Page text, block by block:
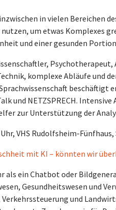
in vielen Bereichen
um etwas Komplexes
und einer gesunden
komplexe Abläufe und
beschäftigt
und NETZSPRECH.
zur Unterstützung der
VHS Rudolfsheim-
mit KI – könnten wir
ein Chatbot oder
Gesundheitswesen und
und